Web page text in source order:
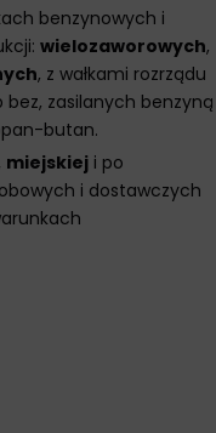
benzynowych i
wielozaworowych,
, z wałkami rozrządu
bez, zasilanych benzyną
butan.
miejskiej i po
i dostawczych